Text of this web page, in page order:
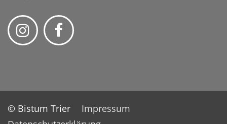
© Bistum Trier
Impressum